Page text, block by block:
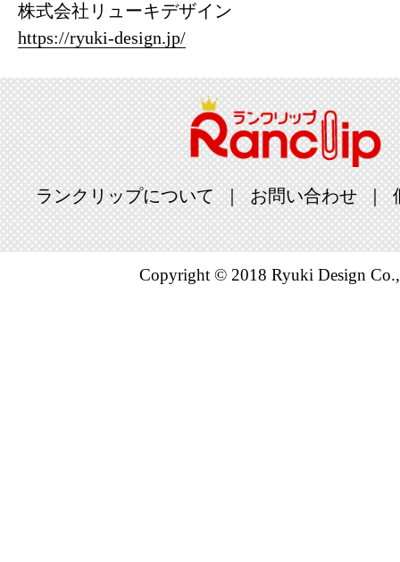
株式会社リューキデザイン
https://ryuki-design.jp/
ランクリップについて お問い合わせ
Copyright © 2018 Ryuki Design